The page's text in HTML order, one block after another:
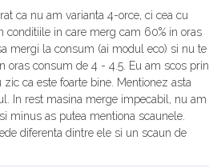
ca nu am varianta 4-orce, ci cea cu
conditiile in care merg cam 60% in oras
mergi la consum (ai modul eco) si nu te
oras consum de 4 - 4.5. Eu am scos prin
ca este foarte bine. Mentionez asta
In rest masina merge impecabil, nu am
minus as putea mentiona scaunele.
diferenta dintre ele si un scaun de